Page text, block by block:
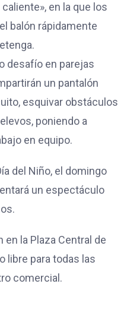
en la que los
balón rápidamente
desafío en parejas
un pantalón
esquivar obstáculos
poniendo a
en equipo.
del Niño, el domingo
un espectáculo
la Plaza Central de
libre para todas las
comercial.